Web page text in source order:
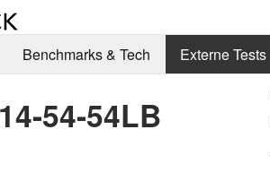
Benchmarks & Tech Externe Tests
54-54LB